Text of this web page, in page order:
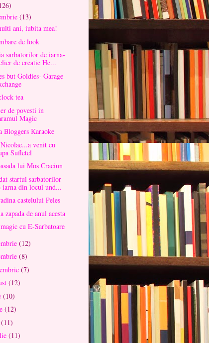
(13)
ani, iubita mea!
de look
sarbatorilor de iarna-
de creatie He...
but Goldies- Garage
tea
de povesti in
Magic
Bloggers Karaoke
venit cu
Sufletel
lui Mos Craciun
startul sarbatorilor
iarna din locul und...
castelului Peles
zapada de anul acesta
cu E-Sarbatoare
(12)
(8)
(7)
(12)
(10)
(12)
(11)
(11)